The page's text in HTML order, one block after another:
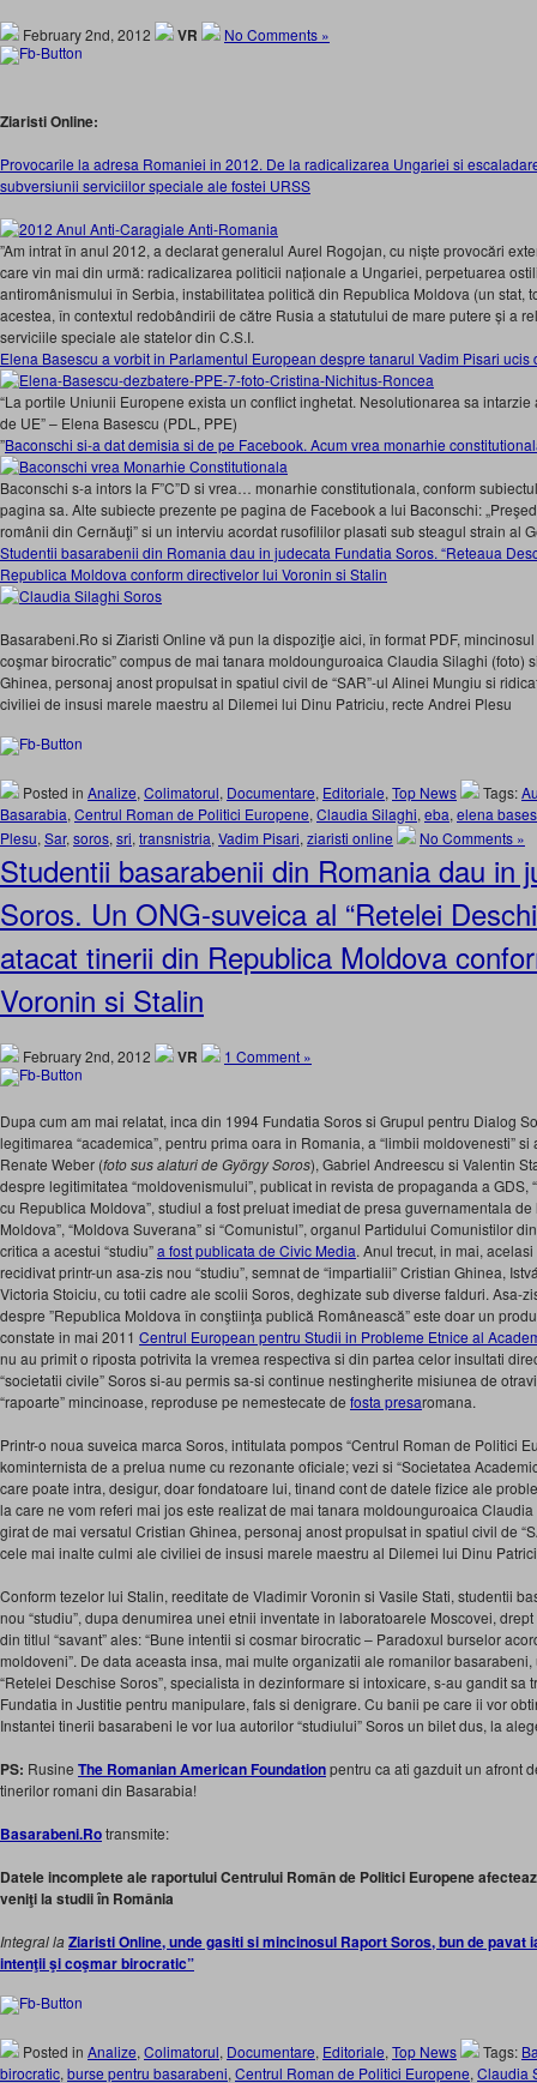
February 2nd, 2012 VR No Comments »
Ziaristi Online:
Provocarile la adresa Romaniei in 2012. De la radicalizarea Ungariei si
subversiunii serviciilor speciale ale fostei URSS
”Am intrat în anul 2012, a declarat generalul Aurel Rogojan, cu niște provocări
care vin mai din urmă: radicalizarea politicii naționale a Ungariei, perpetuarea
antiromânismului în Serbia, instabilitatea politică din Republica Moldova (un stat,
acestea, în contextul redobândirii de către Rusia a statutului de mare putere și a
serviciile speciale ale statelor din C.S.I.
Elena Basescu a vorbit in Parlamentul European despre tanarul Vadim Pisari ucis
“La portile Uniunii Europene exista un conflict inghetat. Nesolutionarea sa
de UE” – Elena Basescu (PDL, PPE)
”Baconschi si-a dat demisia si de pe Facebook. Acum vrea monarhie
Baconschi s-a intors la F”C”D si vrea… monarhie constitutionala, conform
pagina sa. Alte subiecte prezente pe pagina de Facebook a lui Baconschi:
românii din Cernăuţi” si un interviu acordat rusofililor plasati sub steagul strain al
Studentii basarabenii din Romania dau in judecata Fundatia Soros. “Reteaua
Republica Moldova conform directivelor lui Voronin si Stalin
Basarabeni.Ro si Ziaristi Online vă pun la dispoziţie aici, în format PDF,
coşmar birocratic” compus de mai tanara moldounguroaica Claudia Silaghi (foto)
Ghinea, personaj anost propulsat in spatiul civil de “SAR”-ul Alinei Mungiu si
civiliei de insusi marele maestru al Dilemei lui Dinu Patriciu, recte Andrei Plesu
Posted in Analize, Colimatorul, Documentare, Editoriale, Top News Tags:
Basarabia, Centrul Roman de Politici Europene, Claudia Silaghi, eba, elena
Plesu, Sar, soros, sri, transnistria, Vadim Pisari, ziaristi online No Comments »
Studentii basarabenii din Romania dau in
Soros. Un ONG-suveica al “Retelei
atacat tinerii din Republica Moldova
Voronin si Stalin
February 2nd, 2012 VR 1 Comment »
Dupa cum am mai relatat, inca din 1994 Fundatia Soros si Grupul pentru Dialog
legitimarea “academica”, pentru prima oara in Romania, a “limbii moldovenesti” si
Renate Weber (foto sus alaturi de György Soros), Gabriel Andreescu si Valentin
despre legitimitatea “moldovenismului”, publicat in revista de propaganda a GDS,
cu Republica Moldova”, studiul a fost preluat imediat de presa guvernamentala
Moldova”, “Moldova Suverana” si “Comunistul”, organul Partidului Comunistilor
critica a acestui “studiu”a fost publicata de Civic Media. Anul trecut, in mai,
recidivat printr-un asa-zis nou “studiu”, semnat de “impartialii” Cristian Ghinea,
Victoria Stoiciu, cu totii cadre ale scolii Soros, deghizate sub diverse falduri. Asa-
despre ”Republica Moldova în conştiinţa publică Românească” este doar un
constate in mai 2011 Centrul European pentru Studii in Probleme Etnice al
nu au primit o riposta potrivita la vremea respectiva si din partea celor insultati
“societatii civile” Soros si-au permis sa-si continue nestingherite misiunea de
“rapoarte” mincinoase, reproduse pe nemestecate de fosta presaromana.
Printr-o noua suveica marca Soros, intitulata pompos “Centrul Roman de Politici
kominternista de a prelua nume cu rezonante oficiale; vezi si “Societatea
care poate intra, desigur, doar fondatoare lui, tinand cont de datele fizice ale
la care ne vom referi mai jos este realizat de mai tanara moldounguroaica
girat de mai versatul Cristian Ghinea, personaj anost propulsat in spatiul civil de
cele mai inalte culmi ale civiliei de insusi marele maestru al Dilemei lui Dinu
Conform tezelor lui Stalin, reeditate de Vladimir Voronin si Vasile Stati, studentii
nou “studiu”, dupa denumirea unei etnii inventate in laboratoarele Moscovei, drept
din titlul “savant” ales: “Bune intentii si cosmar birocratic – Paradoxul burselor
moldoveni”. De data aceasta insa, mai multe organizatii ale romanilor
“Retelei Deschise Soros”, specialista in dezinformare si intoxicare, s-au gandit sa
Fundatia in Justitie pentru manipulare, fals si denigrare. Cu banii pe care ii vor
Instantei tinerii basarabeni le vor lua autorilor “studiului” Soros un bilet dus, la
PS: Rusine The Romanian American Foundationpentru ca ati gazduit un afront
tinerilor romani din Basarabia!
Basarabeni.Rotransmite:
Datele incomplete ale raportului Centrului Român de Politici Europene
veniţi la studii în România
Integral laZiaristi Online, unde gasiti si mincinosul Raport Soros, bun de pavat
intenţii şi coşmar birocratic”
Posted in Analize, Colimatorul, Documentare, Editoriale, Top News Tags:
birocratic, burse pentru basarabeni, Centrul Roman de Politici Europene, Claudia